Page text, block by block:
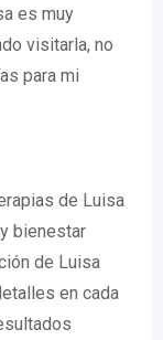
es muy
visitarla, no
para mi
de Luisa
bienestar
de Luisa
en cada